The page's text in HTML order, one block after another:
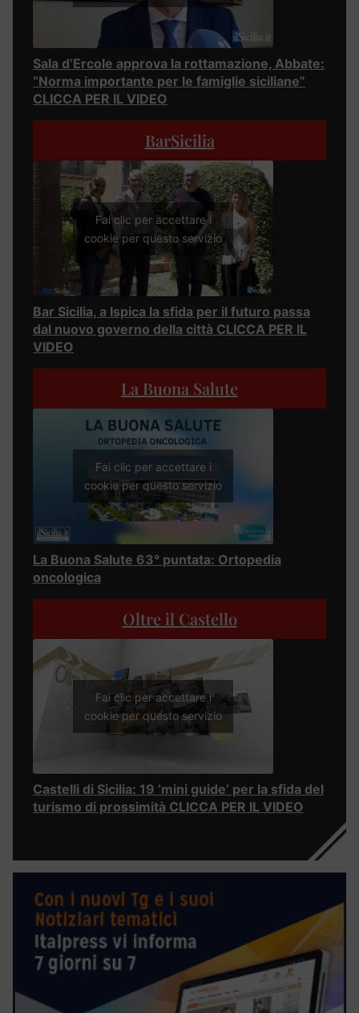
Sala d’Ercole approva la rottamazione, Abbate:
“Norma importante per le famiglie siciliane”
CLICCA PER IL VIDEO
BarSicilia
Fai clic per accettare i
cookie per questo servizio
Bar Sicilia, a Ispica la sfida per il futuro passa
dal nuovo governo della città CLICCA PER IL
VIDEO
La Buona Salute
Fai clic per accettare i
cookie per questo servizio
La Buona Salute 63° puntata: Ortopedia
oncologica
Oltre il Castello
Fai clic per accettare i
cookie per questo servizio
Castelli di Sicilia: 19 ‘mini guide’ per la sfida del
turismo di prossimità CLICCA PER IL VIDEO